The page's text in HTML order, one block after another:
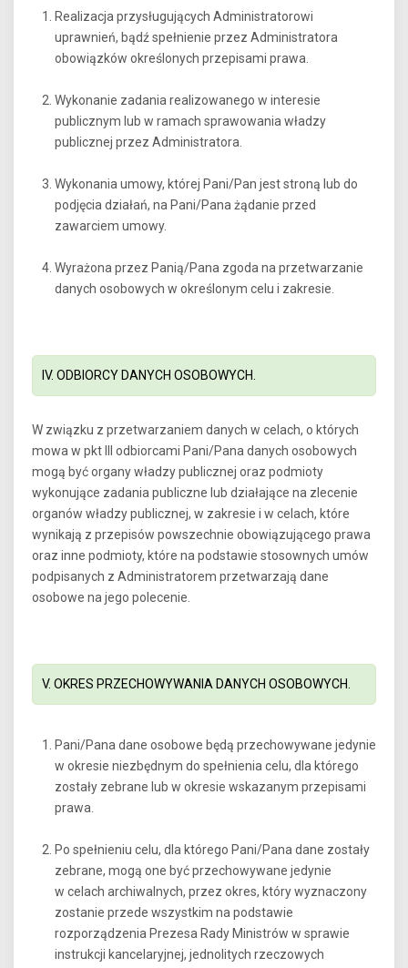
Realizacja przysługujących Administratorowi
uprawnień, bądź spełnienie przez Administratora
obowiązków określonych przepisami prawa.
Wykonanie zadania realizowanego w interesie
publicznym lub w ramach sprawowania władzy
publicznej przez Administratora.
Wykonania umowy, której Pani/Pan jest stroną lub do
podjęcia działań, na Pani/Pana żądanie przed
zawarciem umowy.
Wyrażona przez Panią/Pana zgoda na przetwarzanie
danych osobowych w określonym celu i zakresie.
IV. ODBIORCY DANYCH OSOBOWYCH.
W związku z przetwarzaniem danych w celach, o których
mowa w pkt III odbiorcami Pani/Pana danych osobowych
mogą być organy władzy publicznej oraz podmioty
wykonujące zadania publiczne lub działające na zlecenie
organów władzy publicznej, w zakresie i w celach, które
wynikają z przepisów powszechnie obowiązującego prawa
oraz inne podmioty, które na podstawie stosownych umów
podpisanych z Administratorem przetwarzają dane
osobowe na jego polecenie.
V. OKRES PRZECHOWYWANIA DANYCH OSOBOWYCH.
Pani/Pana dane osobowe będą przechowywane jedynie
w okresie niezbędnym do spełnienia celu, dla którego
zostały zebrane lub w okresie wskazanym przepisami
prawa.
Po spełnieniu celu, dla którego Pani/Pana dane zostały
zebrane, mogą one być przechowywane jedynie
w celach archiwalnych, przez okres, który wyznaczony
zostanie przede wszystkim na podstawie
rozporządzenia Prezesa Rady Ministrów w sprawie
instrukcji kancelaryjnej, jednolitych rzeczowych